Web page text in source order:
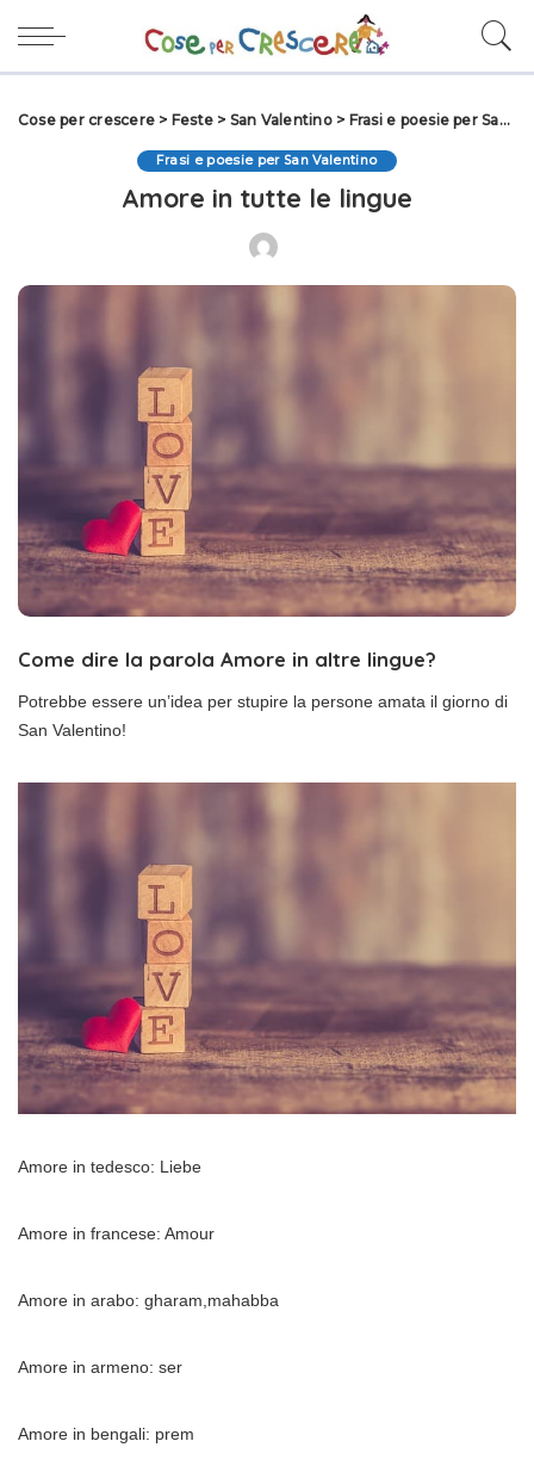
Cose per crescere > Feste > San Valentino> Frasi e poesie per San Valentino
Frasi e poesie per San Valentino
Amore in tutte le lingue
Come dire la parola Amore in altre lingue?
Potrebbe essere un’idea per stupire la persone amata il giorno di
San Valentino!
Amore in tedesco: Liebe
Amore in francese: Amour
Amore in arabo: gharam,mahabba
Amore in armeno: ser
Amore in bengali: prem